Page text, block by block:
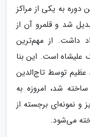
به یکی از مراکز
شد و قلمرو آن از
داشت. از مهم‌ترین
علیشاه است. این بنا
عظیم توسط تاج‌الدین
ساخته شد، امروزه به
و نمونه‌ای برجسته از
می‌شود.